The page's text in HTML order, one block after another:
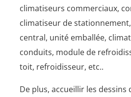
climatiseurs commerciaux,
climatiseur de
central, unité emballée,
conduits, module de
toit, refroidisseur, etc..
De plus, accueillir les dessins